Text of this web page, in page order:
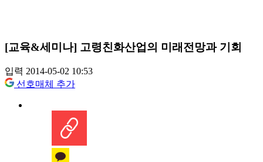
[교육&세미나] 고령친화산업의 미래전망과 기회
입력 2014-05-02 10:53
선호매체 추가